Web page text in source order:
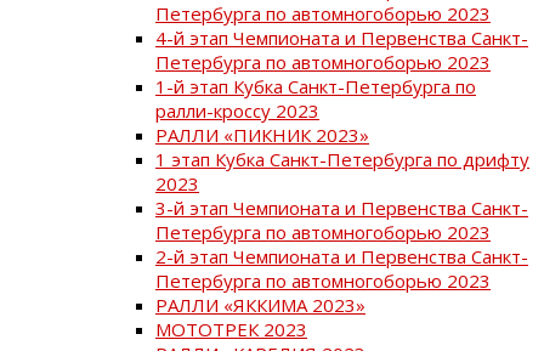
Петербурга по автомногоборью 2023
4-й этап Чемпионата и Первенства Санкт-
Петербурга по автомногоборью 2023
1-й этап Кубка Санкт-Петербурга по
ралли-кроссу 2023
РАЛЛИ «ПИКНИК 2023»
1 этап Кубка Санкт-Петербурга по дрифту
2023
3-й этап Чемпионата и Первенства Санкт-
Петербурга по автомногоборью 2023
2-й этап Чемпионата и Первенства Санкт-
Петербурга по автомногоборью 2023
РАЛЛИ «ЯККИМА 2023»
МОТОТРЕК 2023